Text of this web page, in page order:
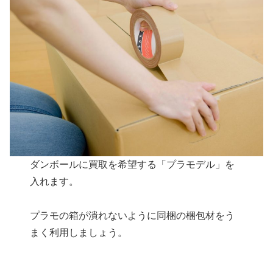
ダンボールに買取を希望する「プラモデル」を
入れます。
プラモの箱が潰れないように同梱の梱包材をう
まく利用しましょう。